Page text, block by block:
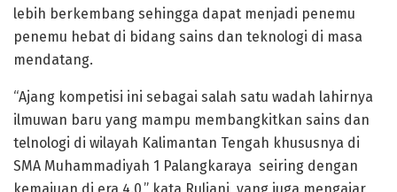
lebih berkembang sehingga dapat menjadi penemu
penemu hebat di bidang sains dan teknologi di masa
mendatang.
“Ajang kompetisi ini sebagai salah satu wadah lahirnya
ilmuwan baru yang mampu membangkitkan sains dan
telnologi di wilayah Kalimantan Tengah khususnya di
SMA Muhammadiyah 1 Palangkaraya seiring dengan
kemajuan di era 4.0,” kata Ruliani yang juga mengajar